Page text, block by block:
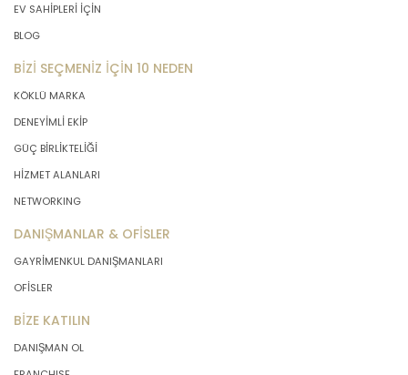
EV SAHİPLERİ İÇİN
BLOG
BİZİ SEÇMENİZ İÇİN 10 NEDEN
KÖKLÜ MARKA
DENEYİMLİ EKİP
GÜÇ BİRLİKTELİĞİ
HİZMET ALANLARI
NETWORKING
DANIŞMANLAR & OFİSLER
GAYRİMENKUL DANIŞMANLARI
OFİSLER
BİZE KATILIN
DANIŞMAN OL